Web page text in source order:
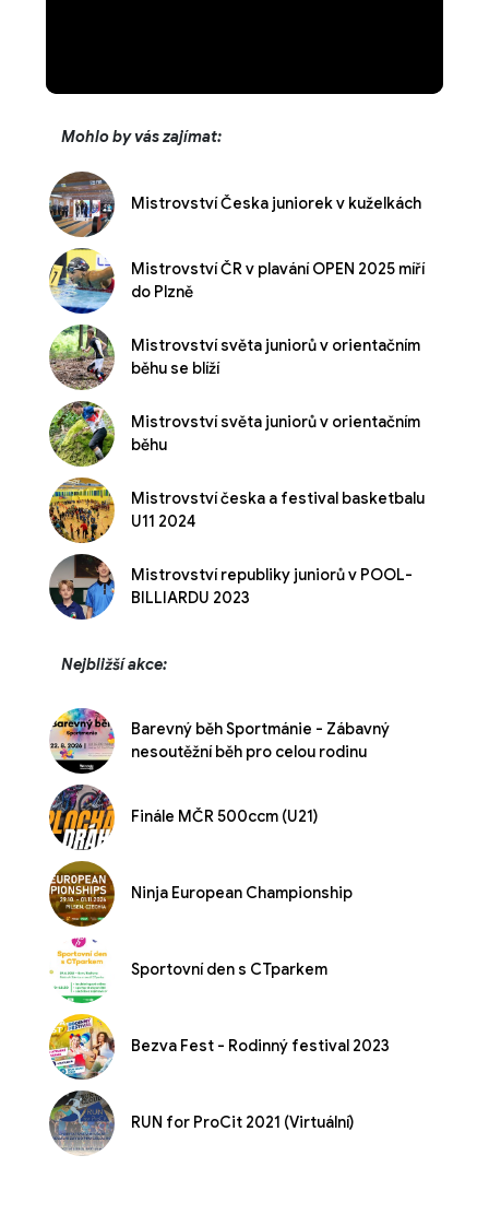
Mohlo by vás zajímat:
Mistrovství Česka juniorek v kuželkách
Mistrovství ČR v plavání OPEN 2025 míří
do Plzně
Mistrovství světa juniorů v orientačním
běhu se blíží
Mistrovství světa juniorů v orientačním
běhu
Mistrovství česka a festival basketbalu
U11 2024
Mistrovství republiky juniorů v POOL-
BILLIARDU 2023
Nejbližší akce:
Barevný běh Sportmánie - Zábavný
nesoutěžní běh pro celou rodinu
Finále MČR 500ccm (U21)
Ninja European Championship
Sportovní den s CTparkem
Bezva Fest - Rodinný festival 2023
RUN for ProCit 2021 (Virtuální)